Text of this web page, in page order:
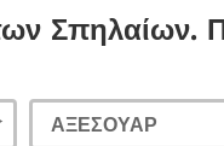
Σπηλαίων.
ΑΞΕΣΟΥΆΡ